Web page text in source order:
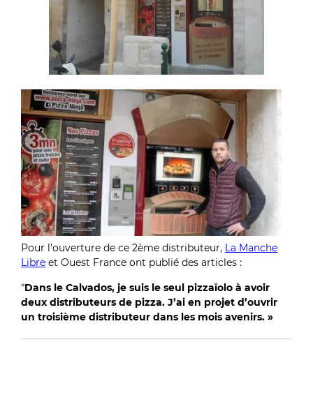
Pour l’ouverture de ce 2ème distributeur, La Manche
Libre et Ouest France ont publié des articles :
“Dans le Calvados, je suis le seul pizzaïolo à avoir
deux distributeurs de pizza.J’ai en projet d’ouvrir
un troisième distributeur dans les mois avenirs. »